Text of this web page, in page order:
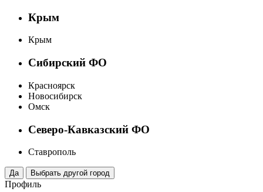
Крым
Крым
Сибирский ФО
Красноярск
Новосибирск
Омск
Северо-Кавказский ФО
Ставрополь
Профиль